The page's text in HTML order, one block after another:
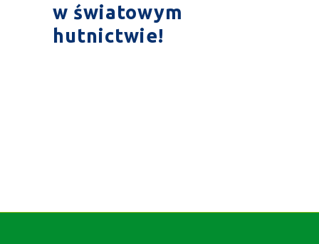
w światowym
hutnictwie!